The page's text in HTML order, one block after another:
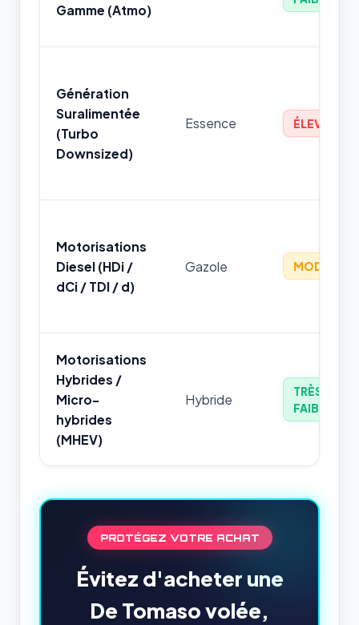
Gamme (Atmo)
Génération
Suralimentée
(Turbo
Downsized)
Essence ÉLEVÉ
Motorisations
Diesel (HDi /
dCi / TDI / d)
Gazole MODÉRÉ
Motorisations
Hybrides /
Micro-
hybrides
(MHEV)
Hybride
TRÈS
FAIBLE
PROTÉGEZ VOTRE ACHAT
Évitez d'acheter une
De Tomaso volée,